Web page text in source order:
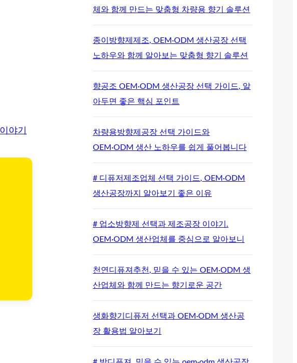
야기
체와 함께 만드는 맞춤형 차량용 향기 솔루션
종이방향제제조, OEM·ODM 생산공장 선택
노하우와 함께 알아보는 맞춤형 향기 솔루션
향공조 OEM·ODM 생산공장 선택 가이드, 알
아두면 좋은 핵심 포인트
차량용방향제공장 선택 가이드와
OEM·ODM 생산 노하우를 쉽게 풀어봅니다
# 디퓨저제조업체 선택 가이드, OEM·ODM
생산공장까지 알아보기 좋은 이유
# 업소방향제 선택과 제조공장 이야기.
OEM·ODM 생산업체를 중심으로 알아보니
천연디퓨져추천, 믿을 수 있는 OEM·ODM 생
산업체와 함께 만드는 향기로운 공간
생화향기디퓨저 선택과 OEM·ODM 생산공
장 활용법 알아보기